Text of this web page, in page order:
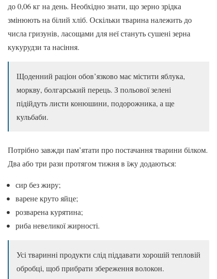
до 0,06 кг на день. Необхідно знати, що зерно зрідка
змінюють на білий хліб. Оскільки тварина належить до
числа гризунів, ласощами для неї стануть сушені зерна
кукурудзи та насіння.
Щоденний раціон обов’язково має містити яблука,
моркву, болгарський перець. З польової зелені
підійдуть листи конюшини, подорожника, а ще
кульбаби.
Потрібно завжди пам’ятати про постачання тварини білком.
Два або три рази протягом тижня в їжу додаються:
сир без жиру;
варене круто яйце;
розварена курятина;
риба невеликої жирності.
Усі тваринні продукти слід піддавати хорошій тепловій
обробці, щоб прибрати збереження волокон.